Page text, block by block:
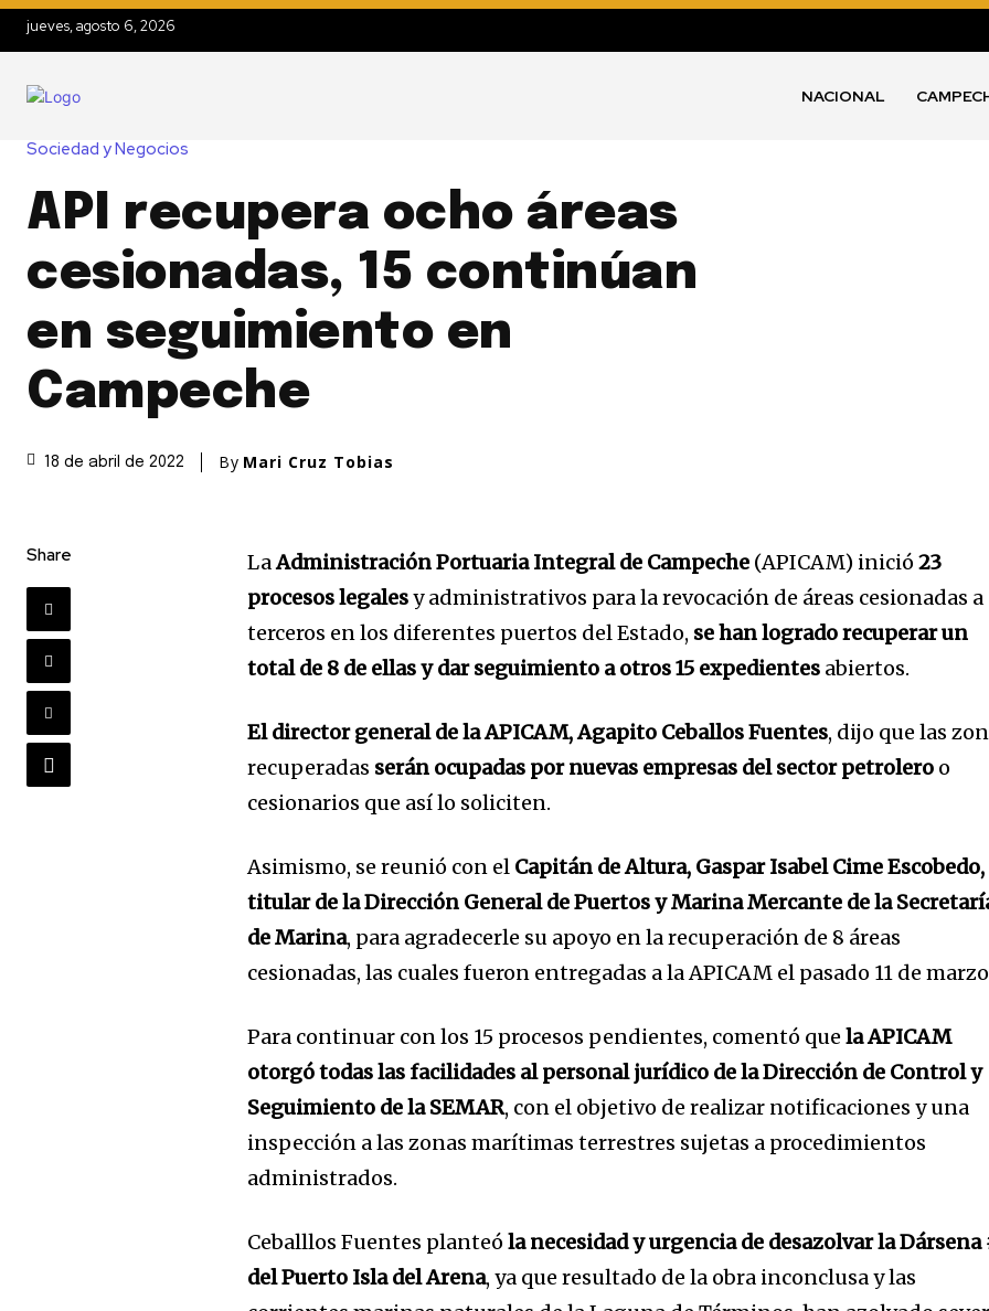
jueves, agosto 6, 2026
NACIONAL
Sociedad y Negocios
API recupera ocho áreas
cesionadas, 15 continúan
en seguimiento en
Campeche
18 de abril de 2022 By Mari Cruz Tobias
Share LaAdministración Portuaria Integral de Campeche (APICAM) inició23
procesos legalesy administrativos para la revocación de áreas cesionadas a
terceros en los diferentes puertos del Estado, se han logrado recuperar un
total de 8 de ellas y dar seguimiento a otros 15 expedientes abiertos.
El director general de la APICAM, Agapito Ceballos Fuentes, dijo que las
recuperadas serán ocupadas por nuevas empresas del sector petrolero o
cesionarios que así lo soliciten.
Asimismo, se reunió con el Capitán de Altura, Gaspar Isabel Cime Escobedo,
titular de la Dirección General de Puertos y Marina Mercante de la
de Marina, para agradecerle su apoyo en la recuperación de 8 áreas
cesionadas, las cuales fueron entregadas a la APICAM el pasado 11 de
Para continuar con los 15 procesos pendientes, comentó quela APICAM
otorgó todas las facilidades al personal jurídico de la Dirección de Control y
Seguimiento de la SEMAR, con el objetivo de realizar notificaciones y una
inspección a las zonas marítimas terrestres sujetas a procedimientos
administrados.
Ceballlos Fuentes planteóla necesidad y urgencia de desazolvar la Dársena
del Puerto Isla del Arena, ya que resultado de la obra inconclusa y las